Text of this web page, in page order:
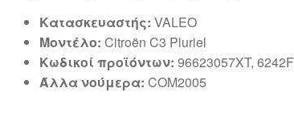
Κατασκευαστής: VALEO
Μοντέλο: Citroën C3 Pluriel
Κωδικοί προϊόντων: 96623057XT,
Άλλα νούμερα: COM2005